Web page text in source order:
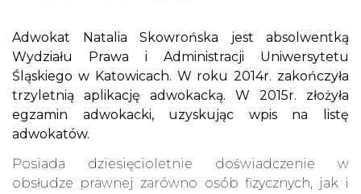
Adwokat Natalia Skowrońska jest absolwentką
Wydziału Prawa i Administracji Uniwersytetu
Śląskiego w Katowicach. W roku 2014r. zakończyła
trzyletnią aplikację adwokacką. W 2015r. złożyła
egzamin adwokacki, uzyskując wpis na listę
adwokatów.
Posiada dziesięcioletnie doświadczenie w
obsłudze prawnej zarówno osób fizycznych, jak i